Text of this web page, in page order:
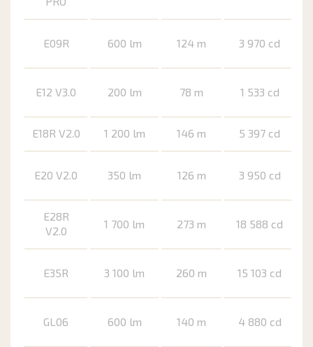
E09R 600 lm 124 m 3 970 cd
E12 V3.0 200 lm 78 m 1 533 cd
E18R V2.0 1 200 lm 146 m 5 397 cd
E20 V2.0 350 lm 126 m 3 950 cd
E28R
V2.0
1 700 lm 273 m 18 588 cd
E35R 3 100 lm 260 m 15 103 cd
GL06 600 lm 140 m 4 880 cd